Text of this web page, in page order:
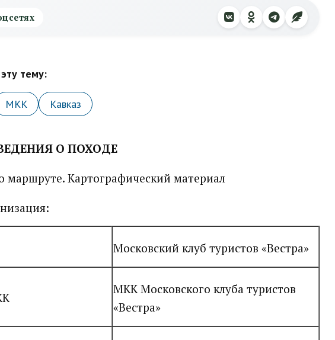
тему:
МКК Кавказ
О ПОХОДЕ
маршруте. Картографический материал
Московский клуб туристов «Вестра»
МКК Московского клуба туристов
«Вестра»